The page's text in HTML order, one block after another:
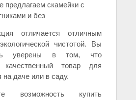
предлагаем скамейки с
и без
отличается отличным
чистотой. Вы
уверены в том, что
качественный товар для
на даче или в саду.
возможность купить